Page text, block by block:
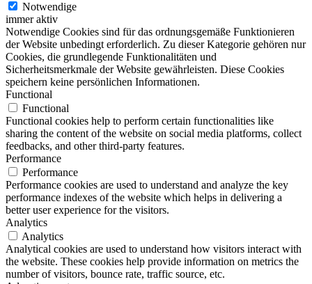
Notwendige
immer aktiv
Notwendige Cookies sind für das ordnungsgemäße Funktionieren
der Website unbedingt erforderlich. Zu dieser Kategorie gehören nur
Cookies, die grundlegende Funktionalitäten und
Sicherheitsmerkmale der Website gewährleisten. Diese Cookies
speichern keine persönlichen Informationen.
Functional
Functional
Functional cookies help to perform certain functionalities like
sharing the content of the website on social media platforms, collect
feedbacks, and other third-party features.
Performance
Performance
Performance cookies are used to understand and analyze the key
performance indexes of the website which helps in delivering a
better user experience for the visitors.
Analytics
Analytics
Analytical cookies are used to understand how visitors interact with
the website. These cookies help provide information on metrics the
number of visitors, bounce rate, traffic source, etc.